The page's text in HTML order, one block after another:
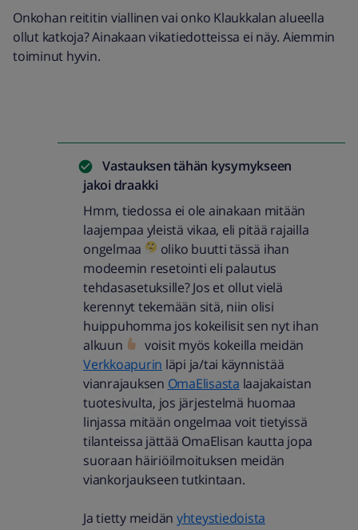
Onkohan reititin viallinen vai onko Klaukkalan alueella
ollut katkoja? Ainakaan vikatiedotteissa ei näy. Aiemmin
toiminut hyvin.
Vastauksen tähän kysymykseen
jakoi draakki
Hmm, tiedossa ei ole ainakaan mitään
laajempaa yleistä vikaa, eli pitää rajailla
ongelmaa
oliko buutti tässä ihan
modeemin resetointi eli palautus
tehdasasetuksille? Jos et ollut vielä
kerennyt tekemään sitä, niin olisi
huippuhomma jos kokeilisit sen nyt ihan
alkuun
voisit myös kokeilla meidän
Verkkoapurin läpi ja/tai käynnistää
vianrajauksen OmaElisasta laajakaistan
tuotesivulta, jos järjestelmä huomaa
linjassa mitään ongelmaa voit tietyissä
tilanteissa jättää OmaElisan kautta jopa
suoraan häiriöilmoituksen meidän
viankorjaukseen tutkintaan.
Ja tietty meidän yhteystiedoista